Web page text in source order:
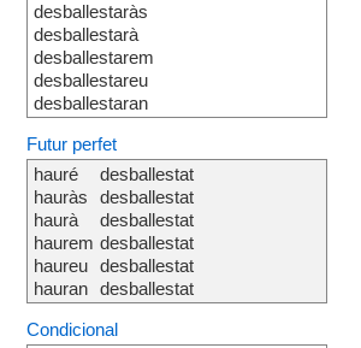
desballestaràs
desballestarà
desballestarem
desballestareu
desballestaran
Futur perfet
hauré
hauràs
haurà
haurem
haureu
hauran
desballestat
desballestat
desballestat
desballestat
desballestat
desballestat
Condicional